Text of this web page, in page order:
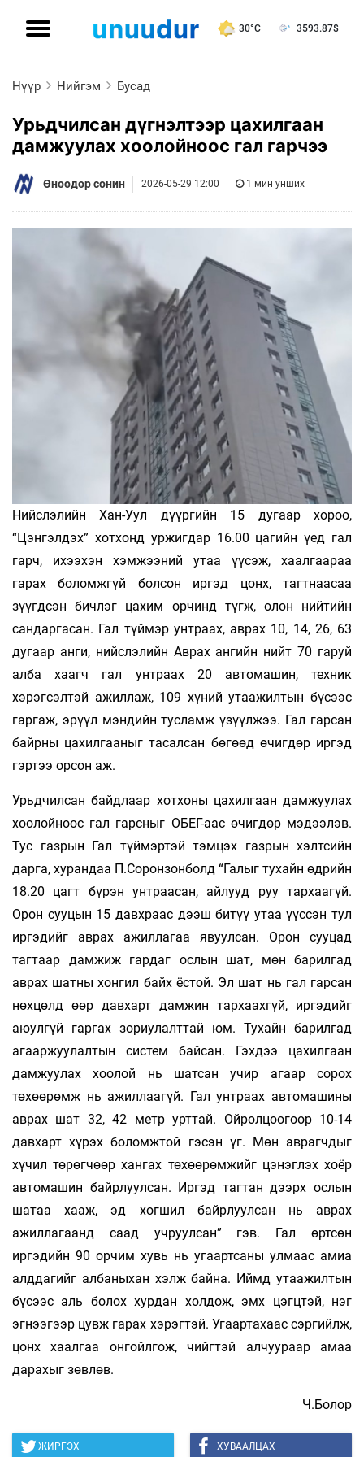
30°C 3593.87$
Нүүр Нийгэм Бусад
Урьдчилсан дүгнэлтээр цахилгаан
дамжуулах хоолойноос гал гарчээ
Өнөөдөр сонин 2026-05-29 12:00 1 мин унших
Нийслэлийн Хан-Уул дүүргийн 15 дугаар хороо,
“Цэнгэлдэх” хотхонд уржигдар 16.00 цагийн үед гал
гарч, ихээхэн хэмжээний утаа үүсэж, хаалгаараа
гарах боломжгүй болсон иргэд цонх, тагтнаасаа
зүүгдсэн бичлэг цахим орчинд түгж, олон нийтийн
сандаргасан. Гал түймэр унтраах, аврах 10, 14, 26, 63
дугаар анги, нийслэлийн Аврах ангийн нийт 70 гаруй
алба хаагч гал унтраах 20 автомашин, техник
хэрэгсэлтэй ажиллаж, 109 хүний утаажилтын бүсээс
гаргаж, эрүүл мэндийн тусламж үзүүлжээ. Гал гарсан
байрны цахилгааныг тасалсан бөгөөд өчигдөр иргэд
гэртээ орсон аж.
Урьдчилсан байдлаар хотхоны цахилгаан дамжуулах
хоолойноос гал гарсныг ОБЕГ-аас өчигдөр мэдээлэв.
Тус газрын Гал түймэртэй тэмцэх газрын хэлтсийн
дарга, хурандаа П.Соронзонболд “Галыг тухайн өдрийн
18.20 цагт бүрэн унтраасан, айлууд руу тархаагүй.
Орон сууцын 15 давхраас дээш битүү утаа үүссэн тул
иргэдийг аврах ажиллагаа явуулсан. Орон сууцад
тагтаар дамжиж гардаг ослын шат, мөн барилгад
аврах шатны хонгил байх ёстой. Эл шат нь гал гарсан
нөхцөлд өөр давхарт дамжин тархаахгүй, иргэдийг
аюулгүй гаргах зориулалттай юм. Тухайн барилгад
агааржуулалтын систем байсан. Гэхдээ цахилгаан
дамжуулах хоолой нь шатсан учир агаар сорох
төхөөрөмж нь ажиллаагүй. Гал унтраах автомашины
аврах шат 32, 42 метр урттай. Ойролцоогоор 10-14
давхарт хүрэх боломжтой гэсэн үг. Мөн аврагчдыг
хүчил төрөгчөөр хангах төхөөрөмжийг цэнэглэх хоёр
автомашин байрлуулсан. Иргэд тагтан дээрх ослын
шатаа хааж, эд хогшил байрлуулсан нь аврах
ажиллагаанд саад учруулсан” гэв. Гал өртсөн
иргэдийн 90 орчим хувь нь угаартсаны улмаас амиа
алддагийг албаныхан хэлж байна. Иймд утаажилтын
бүсээс аль болох хурдан холдож, эмх цэгцтэй, нэг
эгнээгээр цувж гарах хэрэгтэй. Угаартахаас сэргийлж,
цонх хаалгаа онгойлгож, чийгтэй алчуураар амаа
дарахыг зөвлөв.
Ч.Болор
ЖИРГЭХ ХУВААЛЦАХ